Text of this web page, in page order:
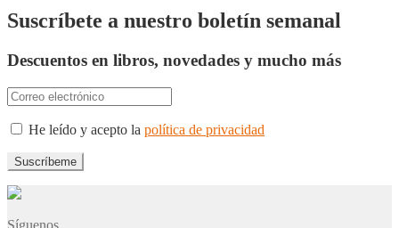
Suscríbete a nuestro boletín semanal
Descuentos en libros, novedades y mucho más
He leído y acepto la política de privacidad
Síguenos